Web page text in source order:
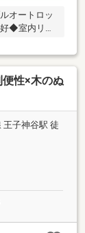
オートロッ
◆室内リノ
インテリッ
ン)住宅発行
以上のリノ
戸突破!◆都
や地方銀行
用できる銀
さい♪
便性×木のぬ
王子神谷駅 徒